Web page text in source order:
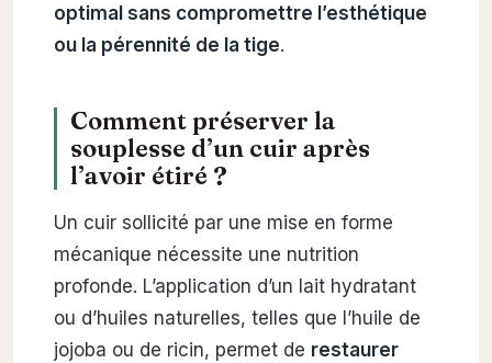
optimal sans compromettre l’esthétique
ou la pérennité de la tige.
Comment préserver la
souplesse d’un cuir après
l’avoir étiré ?
Un cuir sollicité par une mise en forme
mécanique nécessite une nutrition
profonde. L’application d’un lait hydratant
ou d’huiles naturelles, telles que l’huile de
jojoba ou de ricin, permet de restaurer